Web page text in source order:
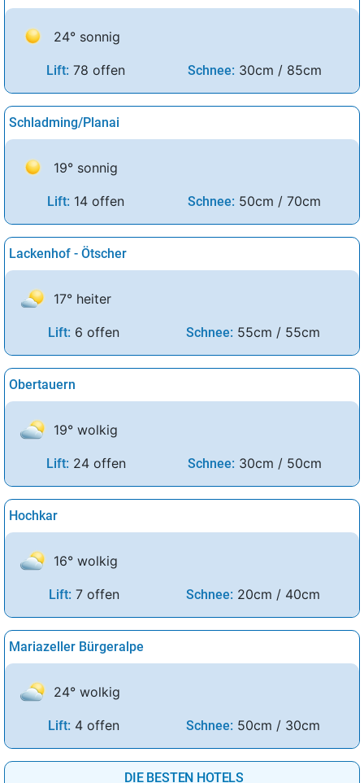
24° sonnig
Lift: 78 offen Schnee: 30cm / 85cm
Schladming/Planai
19° sonnig
Lift: 14 offen Schnee: 50cm / 70cm
Lackenhof - Ötscher
17° heiter
Lift: 6 offen Schnee: 55cm / 55cm
Obertauern
19° wolkig
Lift: 24 offen Schnee: 30cm / 50cm
Hochkar
16° wolkig
Lift: 7 offen Schnee: 20cm / 40cm
Mariazeller Bürgeralpe
24° wolkig
Lift: 4 offen Schnee: 50cm / 30cm
DIE BESTEN HOTELS